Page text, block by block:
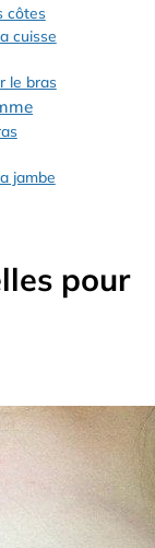
côtes
cuisse
le bras
jambe
pour